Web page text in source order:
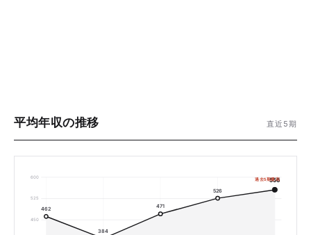
平均年収の推移 直近5期
600
525
450
462
384
471
526
556
過去5期最高